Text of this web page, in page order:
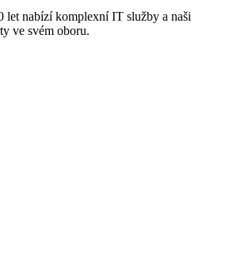
let nabízí komplexní IT služby a naši
ve svém oboru.